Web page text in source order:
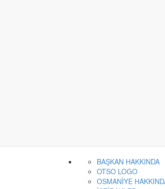
BAŞKAN HAKKINDA
OTSO LOGO
OSMANİYE